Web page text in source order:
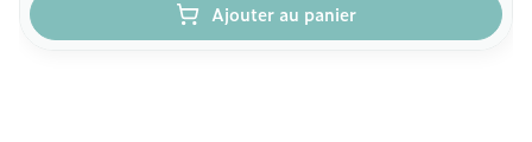
Ajouter au panier